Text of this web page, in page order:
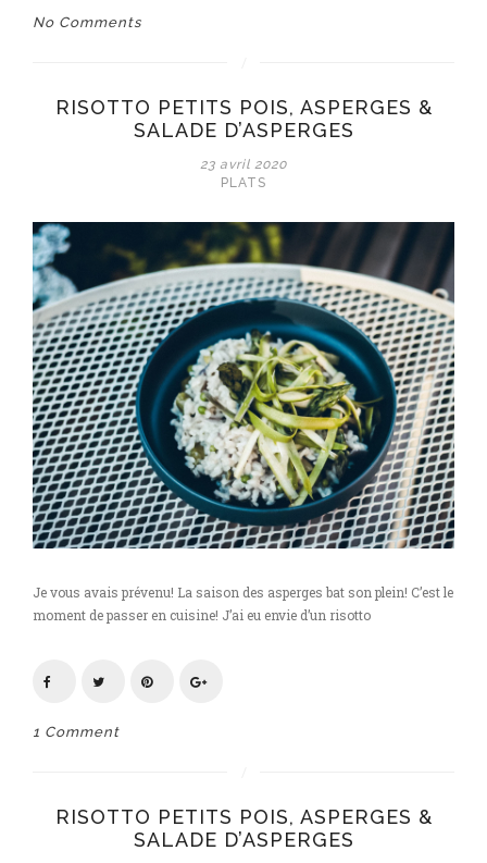
No Comments
RISOTTO PETITS POIS, ASPERGES &
SALADE D’ASPERGES
23 avril 2020
PLATS
Je vous avais prévenu! La saison des asperges bat son plein! C’est le
moment de passer en cuisine! J’ai eu envie d’un risotto
1 Comment
RISOTTO PETITS POIS, ASPERGES &
SALADE D’ASPERGES